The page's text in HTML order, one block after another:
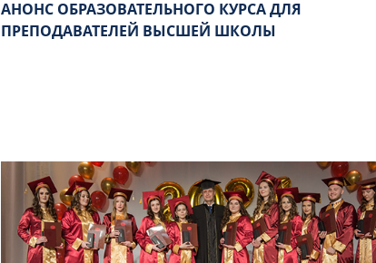
АНОНС ОБРАЗОВАТЕЛЬНОГО КУРСА ДЛЯ
ПРЕПОДАВАТЕЛЕЙ ВЫСШЕЙ ШКОЛЫ